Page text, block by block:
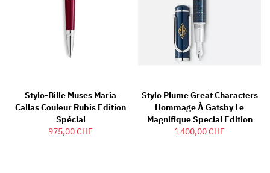
Stylo-Bille Muses Maria
Callas Couleur Rubis Edition
Spécial
975,00 CHF
Stylo Plume Great Characters
Hommage À Gatsby Le
Magnifique Special Edition
1 400,00 CHF